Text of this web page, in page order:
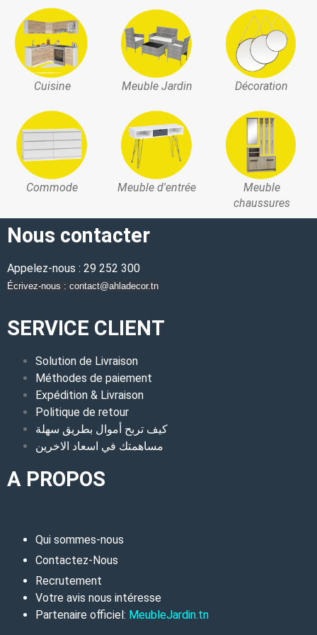
Cuisine Meuble Jardin Décoration
Commode Meuble d'entrée
Meuble
chaussures
Nous contacter
Appelez-nous : 29 252 300
Écrivez-nous : contact@ahladecor.tn
SERVICE CLIENT
Solution de Livraison
Méthodes de paiement
Expédition & Livraison
Politique de retour
كيف تربح أموال بطريق سهلة
مساهمتك في اسعاد الاخرين
A PROPOS
Qui sommes-nous
Contactez-Nous
Recrutement
Votre avis nous intéresse
Partenaire officiel: MeubleJardin.tn